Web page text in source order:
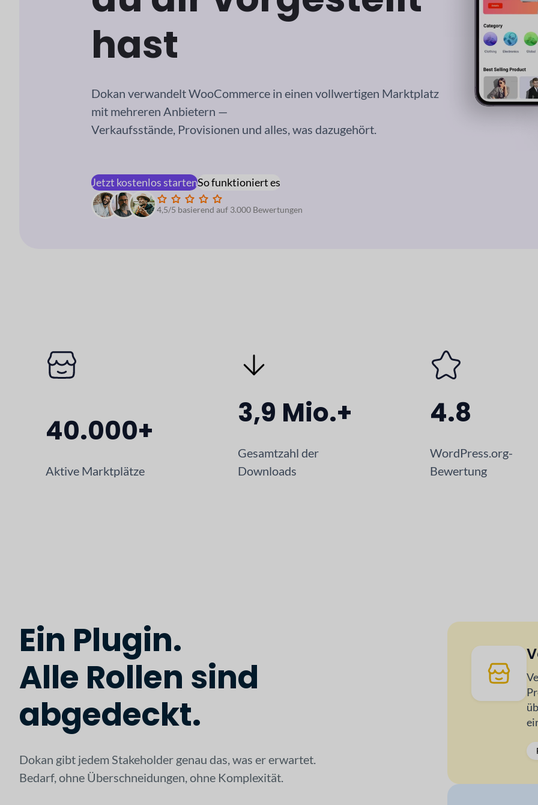
hast
Dokan verwandelt WooCommerce in einen vollwertigen Marktplatz
mit mehreren Anbietern —
Verkaufsstände, Provisionen und alles, was dazugehört.
Jetzt kostenlos startenSo funktioniert es
4,5/5 basierend auf 3.000 Bewertungen
40.000+
Aktive Marktplätze
3,9 Mio.+
Gesamtzahl der
Downloads
4.8
WordPress.org-
Bewertung
Ein Plugin.
Alle Rollen sind
abgedeckt.
Dokan gibt jedem Stakeholder genau das, was er erwartet.
Bedarf, ohne Überschneidungen, ohne Komplexität.